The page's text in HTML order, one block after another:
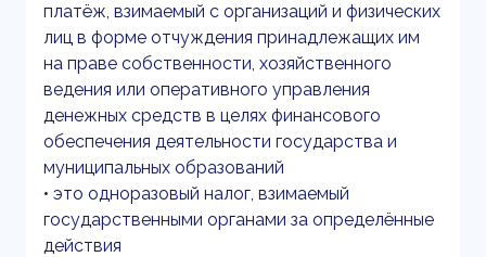
платёж, взимаемый с организаций и физических
лиц в форме отчуждения принадлежащих им
на праве собственности, хозяйственного
ведения или оперативного управления
денежных средств в целях финансового
обеспечения деятельности государства и
муниципальных образований
• это одноразовый налог, взимаемый
государственными органами за определённые
действия